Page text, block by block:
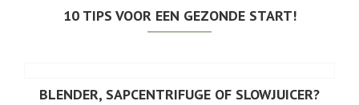
10 TIPS VOOR EEN GEZONDE START!
BLENDER, SAPCENTRIFUGE OF SLOWJUICER?